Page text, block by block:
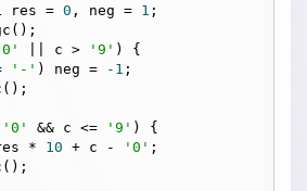
res = 0 , neg = 1 ;
|| c > '9' ) {
'-' ) neg = -1 ;
'0' && c <= '9' ) {
res *
10 + c - '0' ;